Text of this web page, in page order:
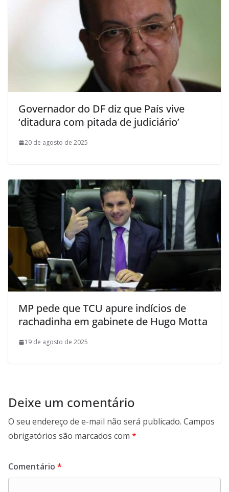
Governador do DF diz que País vive
‘ditadura com pitada de judiciário’
20 de agosto de 2025
MP pede que TCU apure indícios de
rachadinha em gabinete de Hugo Motta
19 de agosto de 2025
Deixe um comentário
O seu endereço de e-mail não será publicado. Campos
obrigatórios são marcados com *
Comentário *